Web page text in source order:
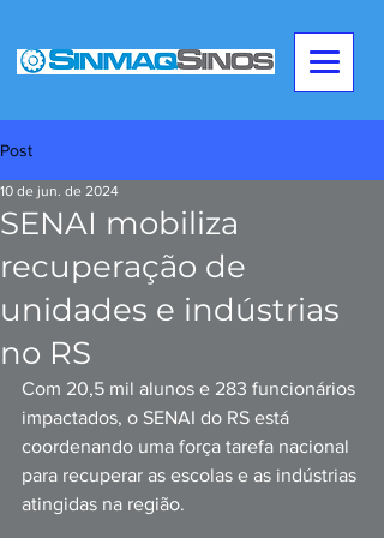
Post
SENAI mobiliza
recuperação de
unidades e indústrias
no RS
10 de jun. de 2024
Com 20,5 mil alunos e 283 funcionários
impactados, o SENAI do RS está
coordenando uma força tarefa nacional
para recuperar as escolas e as indústrias
atingidas na região.